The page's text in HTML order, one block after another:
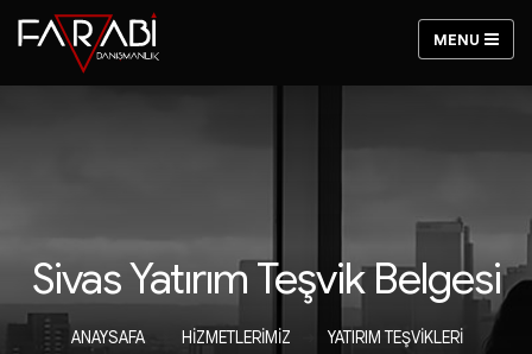
Sivas Yatırım Teşvik Belgesi
ANAYSAFA HIZMETLERIMIZ
YATIRIM TEŞVIKLERI